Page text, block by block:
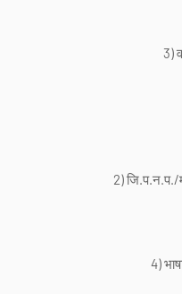
3) वयो
2) जि.प.न.प./
4) भाषा ,